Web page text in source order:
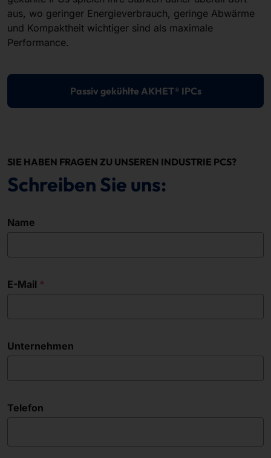
aus, wo geringer Energieverbrauch, geringe Abwärme
und Kompaktheit wichtiger sind als maximale
Performance.
Passiv gekühlte AKHET® IPCs
SIE HABEN FRAGEN ZU UNSEREN INDUSTRIE PCS?
Schreiben Sie uns:
Name
E-Mail
Unternehmen
Telefon